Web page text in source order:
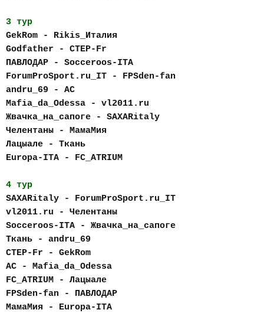
3 тур
GekRom - Rikis_Италия
Godfather - CTEP-Fr
ПАВЛОДАР - Socceroos-ITA
ForumProSport.ru_IT - FPSden-fan
andru_69 - AC
Mafia_da_Odessa - vl2011.ru
Жвачка_на_сапоге - SAXARitaly
Челентаны - МамаМия
Лацыале - Ткань
Europa-ITA - FC_АTRIUM
4 тур
SAXARitaly - ForumProSport.ru_IT
vl2011.ru - Челентаны
Socceroos-ITA - Жвачка_на_сапоге
Ткань - andru_69
CTEP-Fr - GekRom
AC - Mafia_da_Odessa
FC_АTRIUM - Лацыале
FPSden-fan - ПАВЛОДАР
МамаМия - Europa-ITA